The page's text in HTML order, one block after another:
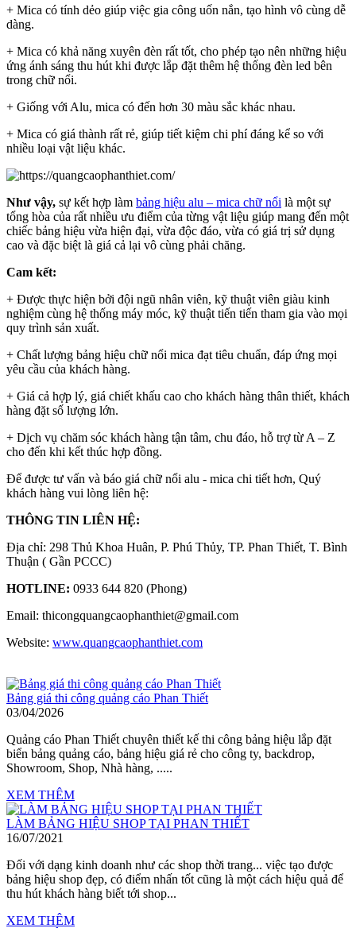
+ Mica có tính dẻo giúp việc gia công uốn nắn, tạo hình vô cùng dễ
dàng.
+ Mica có khả năng xuyên đèn rất tốt, cho phép tạo nên những hiệu
ứng ánh sáng thu hút khi được lắp đặt thêm hệ thống đèn led bên
trong chữ nổi.
+ Giống với Alu, mica có đến hơn 30 màu sắc khác nhau.
+ Mica có giá thành rất rẻ, giúp tiết kiệm chi phí đáng kể so với
nhiều loại vật liệu khác.
Như vậy, sự kết hợp làm bảng hiệu alu – mica chữ nổi là một sự
tổng hòa của rất nhiều ưu điểm của từng vật liệu giúp mang đến một
chiếc bảng hiệu vừa hiện đại, vừa độc đáo, vừa có giá trị sử dụng
cao và đặc biệt là giá cả lại vô cùng phải chăng.
Cam kết:
+ Được thực hiện bởi đội ngũ nhân viên, kỹ thuật viên giàu kinh
nghiệm cùng hệ thống máy móc, kỹ thuật tiến tiến tham gia vào mọi
quy trình sản xuất.
+ Chất lượng bảng hiệu chữ nổi mica đạt tiêu chuẩn, đáp ứng mọi
yêu cầu của khách hàng.
+ Giá cả hợp lý, giá chiết khấu cao cho khách hàng thân thiết, khách
hàng đặt số lượng lớn.
+ Dịch vụ chăm sóc khách hàng tận tâm, chu đáo, hỗ trợ từ A – Z
cho đến khi kết thúc hợp đồng.
Để được tư vấn và báo giá chữ nổi alu - mica chi tiết hơn, Quý
khách hàng vui lòng liên hệ:
THÔNG TIN LIÊN HỆ:
Địa chỉ: 298 Thủ Khoa Huân, P. Phú Thủy, TP. Phan Thiết, T. Bình
Thuận ( Gần PCCC)
HOTLINE: 0933 644 820 (Phong)
Email: thicongquangcaophanthiet@gmail.com
Website: www.quangcaophanthiet.com
Bảng giá thi công quảng cáo Phan Thiết
03/04/2026
Quảng cáo Phan Thiết chuyên thiết kế thi công bảng hiệu lắp đặt
biển bảng quảng cáo, bảng hiệu giá rẻ cho công ty, backdrop,
Showroom, Shop, Nhà hàng, .....
XEM THÊM
LÀM BẢNG HIỆU SHOP TẠI PHAN THIẾT
16/07/2021
Đối với dạng kinh doanh như các shop thời trang... việc tạo được
bảng hiệu shop đẹp, có điểm nhấn tốt cũng là một cách hiệu quả để
thu hút khách hàng biết tới shop...
XEM THÊM